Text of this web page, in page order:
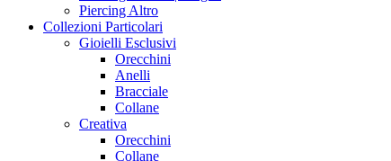
Piercing Altro
Collezioni Particolari
Gioielli Esclusivi
Orecchini
Anelli
Bracciale
Collane
Creativa
Orecchini
Collane